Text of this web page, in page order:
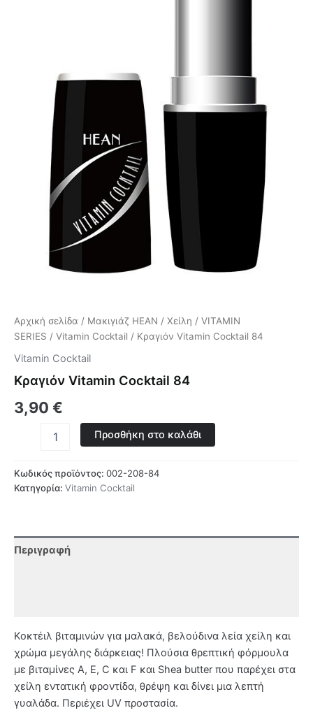
Αρχική σελίδα / Μακιγιάζ HEAN / Χείλη / VITAMIN
SERIES / Vitamin Cocktail / Κραγιόν Vitamin Cocktail 84
Vitamin Cocktail
Κραγιόν Vitamin Cocktail 84
3,90 €
Προσθήκη στο καλάθι
Κωδικός προϊόντος: 002-208-84
Κατηγορία: Vitamin Cocktail
Περιγραφή
Κοκτέιλ βιταμινών για μαλακά, βελούδινα λεία χείλη και
χρώμα μεγάλης διάρκειας! Πλούσια θρεπτική φόρμουλα
με βιταμίνες A, E, C και F και Shea butter που παρέχει στα
χείλη εντατική φροντίδα, θρέψη και δίνει μια λεπτή
γυαλάδα. Περιέχει UV προστασία.